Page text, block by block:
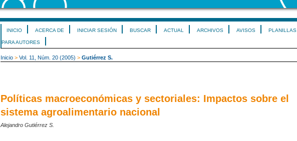
INICIO ACERCA DE INICIAR SESIÓN BUSCAR ACTUAL ARCHIVOS AVISOS PLANILLAS
PARA AUTORES
Inicio > Vol. 11, Núm. 20 (2005) > Gutiérrez S.
Políticas macroeconómicas y sectoriales: Impactos sobre el
sistema agroalimentario nacional
Alejandro Gutiérrez S.